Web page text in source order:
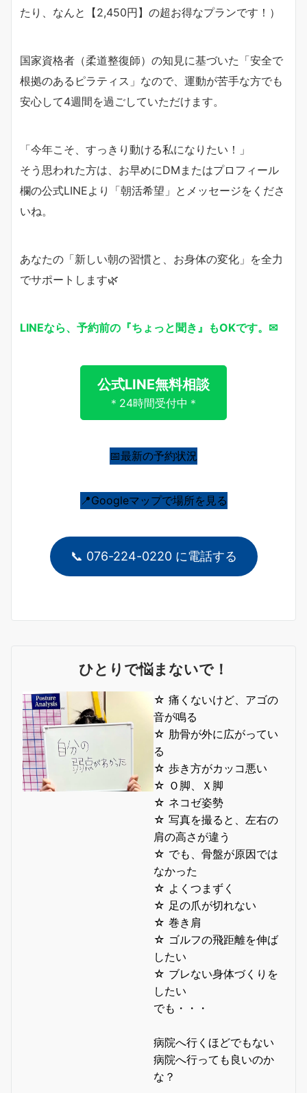
たり、なんと【2,450円】の超お得なプランです！）
国家資格者（柔道整復師）の知見に基づいた「安全で
根拠のあるピラティス」なので、運動が苦手な方でも
安心して4週間を過ごしていただけます。
「今年こそ、すっきり動ける私になりたい！」
そう思われた方は、お早めにDMまたはプロフィール
欄の公式LINEより「朝活希望」とメッセージをくださ
いね。
あなたの「新しい朝の習慣と、お身体の変化」を全力
でサポートします🌿
LINEなら、予約前の『ちょっと聞き』もOKです。✉
公式LINE無料相談
＊24時間受付中＊
📅最新の予約状況
📍Googleマップで場所を見る
📞 076-224-0220 に電話する
ひとりで悩まないで！
☆ 痛くないけど、アゴの
音が鳴る
☆ 肋骨が外に広がってい
る
☆ 歩き方がカッコ悪い
☆ Ｏ脚、Ｘ脚
☆ ネコゼ姿勢
☆ 写真を撮ると、左右の
肩の高さが違う
☆ でも、骨盤が原因では
なかった
☆ よくつまずく
☆ 足の爪が切れない
☆ 巻き肩
☆ ゴルフの飛距離を伸ば
したい
☆ ブレない身体づくりを
したい
でも・・・
病院へ行くほどでもない
病院へ行っても良いのか
な？